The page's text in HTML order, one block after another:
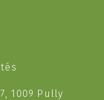
1009 Pully